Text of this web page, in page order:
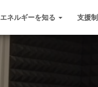
エネルギーを知る 支援